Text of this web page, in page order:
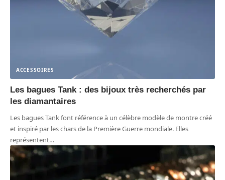
ACCESSOIRES
Les bagues Tank : des bijoux très recherchés par
les diamantaires
Les bagues Tank font référence à un célèbre modèle de montre créé
et inspiré par les chars de la Première Guerre mondiale. Elles
représentent…